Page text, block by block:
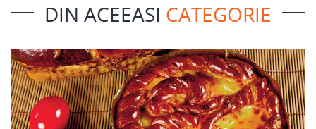
DIN ACEEASI CATEGORIE